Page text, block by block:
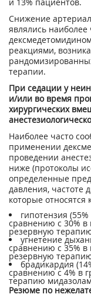
Снижение
являлись
реакциями,
терапии.
При седации у
и/или во время
хирургических
Наиболее часто
применении
проведении
ниже (протоколы
определенные
давления, частоте
которые
гипотензия
сравнению с 30% в
резервную
угнетение
сравнению с 35% в
резервную
брадикардия
сравнению с 4% в
терапию
Резюме по